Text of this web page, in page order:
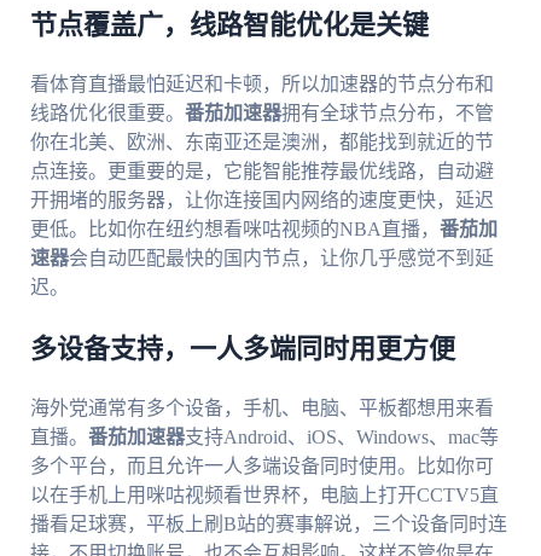
节点覆盖广，线路智能优化是关键
看体育直播最怕延迟和卡顿，所以加速器的节点分布和
线路优化很重要。 番茄加速器拥有全球节点分布，不管
你在北美、欧洲、东南亚还是澳洲，都能找到就近的节
点连接。更重要的是，它能智能推荐最优线路，自动避
开拥堵的服务器，让你连接国内网络的速度更快，延迟
更低。比如你在纽约想看咪咕视频的NBA直播， 番茄加
速器会自动匹配最快的国内节点，让你几乎感觉不到延
迟。
多设备支持，一人多端同时用更方便
海外党通常有多个设备，手机、电脑、平板都想用来看
直播。 番茄加速器支持Android、iOS、Windows、mac等
多个平台，而且允许一人多端设备同时使用。比如你可
以在手机上用咪咕视频看世界杯，电脑上打开CCTV5直
播看足球赛，平板上刷B站的赛事解说，三个设备同时连